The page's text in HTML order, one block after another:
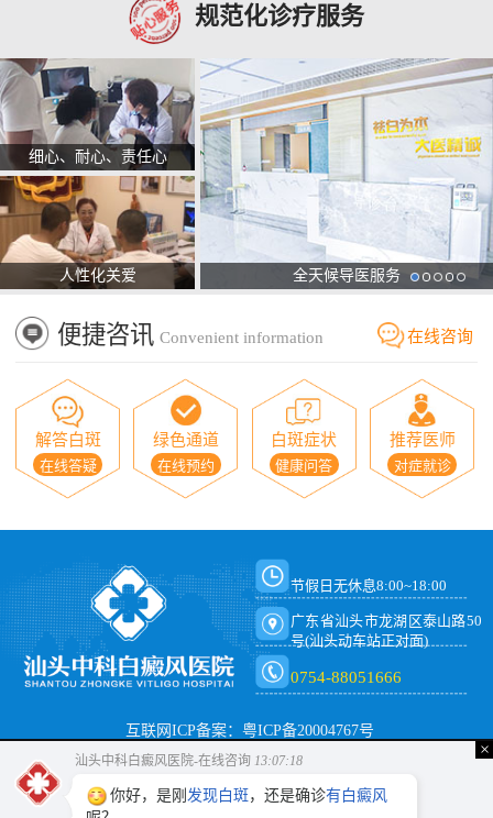
规范化诊疗服务
细心、耐心、责任心
人性化关爱 全天候导医服务
便捷咨讯 Convenient information 在线咨询
解答白斑
在线答疑
绿色通道
在线预约
白斑症状
健康问答
推荐医师
对症就诊
节假日无休息8:00~18:00
广东省汕头市龙湖区泰山路50
号(汕头动车站正对面)
0754-88051666
互联网ICP备案：粤ICP备20004767号
×
汕头中科白癜风医院-在线咨询 13:07:18
你好，是刚 发现白斑 ，还是确诊有白癜风